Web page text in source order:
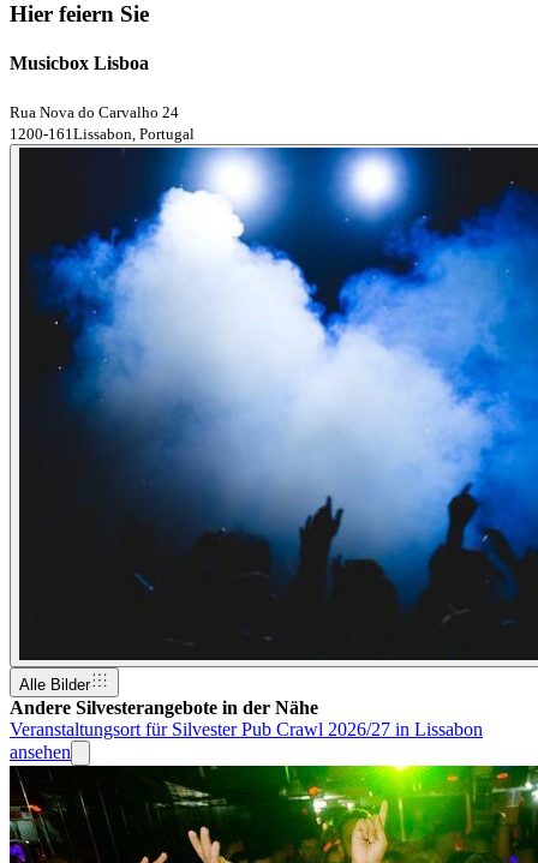
Hier feiern Sie
Musicbox Lisboa
Rua Nova do Carvalho 24
1200-161Lissabon, Portugal
Alle Bilder
Andere Silvesterangebote in der Nähe
Veranstaltungsort für Silvester Pub Crawl 2026/27 in Lissabon
ansehen